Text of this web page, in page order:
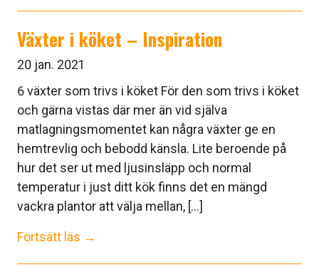
Växter i köket – Inspiration
20 jan. 2021
6 växter som trivs i köket För den som trivs i köket
och gärna vistas där mer än vid själva
matlagningsmomentet kan några växter ge en
hemtrevlig och bebodd känsla. Lite beroende på
hur det ser ut med ljusinsläpp och normal
temperatur i just ditt kök finns det en mängd
vackra plantor att välja mellan, [...]
Fortsätt läs →